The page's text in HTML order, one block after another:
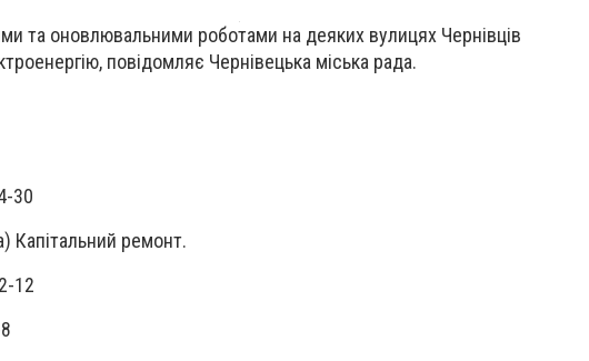
та оновлювальними роботами на деяких вулицях Чернівців
повідомляє Чернівецька міська рада.
30
Капітальний ремонт.
12